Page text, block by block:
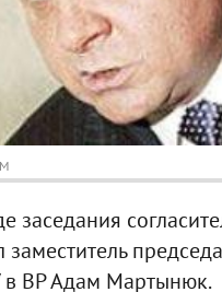
заседания
заместитель
ВР Адам Мартынюк.